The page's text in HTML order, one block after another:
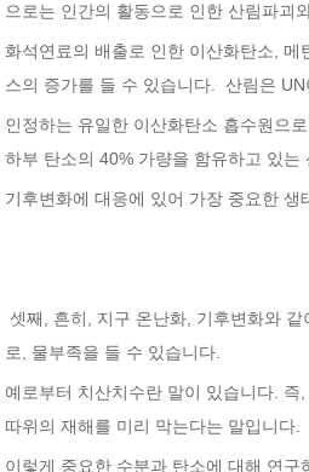
으로는 인간의 활동으로 인한 산림파괴
화석연료의 배출로 인한 이산화탄소,
스의 증가를 들 수 있습니다. 산림은 UN
인정하는 유일한 이산화탄소 흡수원으
하부 탄소의 40% 가량을 함유하고 있는
기후변화에 대응에 있어 가장 중요한 생
셋째, 흔히, 지구 온난화, 기후변화와
로, 물부족을 들 수 있습니다.
예로부터 치산치수란 말이 있습니다. 즉
따위의 재해를 미리 막는다는 말입니다.
이렇게 중요한 수분과 탄소에 대해 연